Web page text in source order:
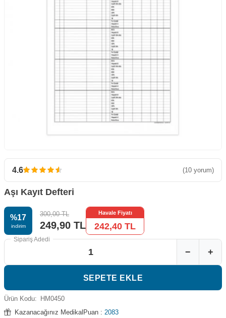
4.6 (10 yorum)
Aşı Kayıt Defteri
%17
i̇ndirim
300,00TL
249,90 TL
Havale Fiyatı
242,40 TL
Sipariş Adedi
− +
SEPETE EKLE
Ürün Kodu:
HM0450
Kazanacağınız MedikalPuan : 2083